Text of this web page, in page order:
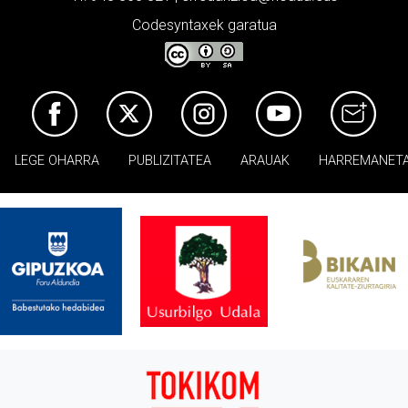
Codesyntaxek garatua
LEGE OHARRA PUBLIZITATEA ARAUAK